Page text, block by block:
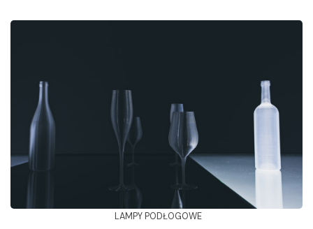
LAMPY PODŁOGOWE